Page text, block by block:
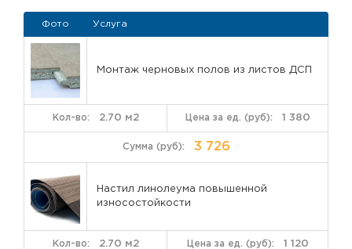
Фото Услуга
Монтаж черновых полов из листов ДСП
1 380
2.70 м2
3 726
Настил линолеума повышенной
износостойкости
1 120
2.70 м2